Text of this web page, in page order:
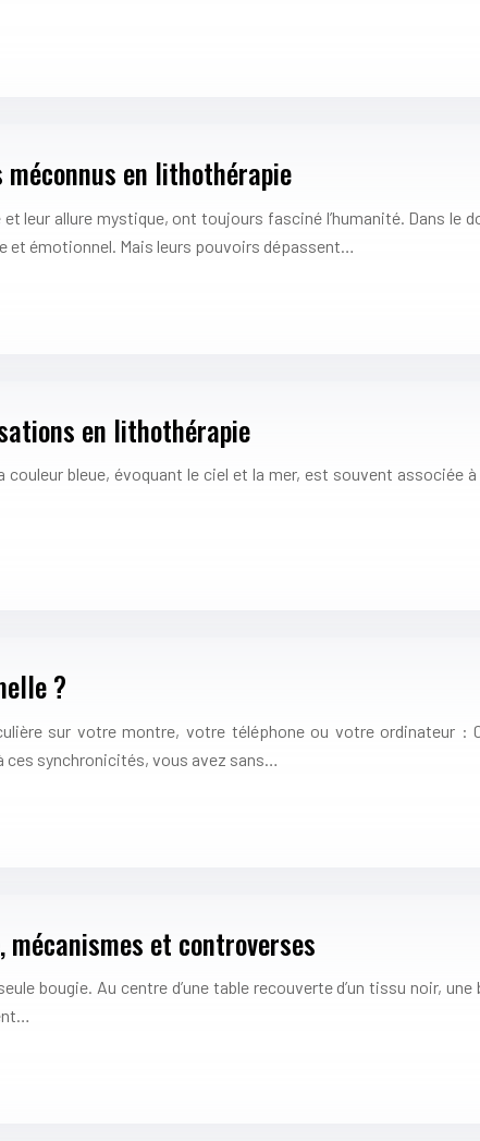
en lithothérapie
leur allure mystique, ont toujours fasciné l’humanité. Dans
émotionnel. Mais leurs pouvoirs dépassent…
en lithothérapie
bleue, évoquant le ciel et la mer, est souvent associée
?
sur votre montre, votre téléphone ou votre ordinateur :
synchronicités, vous avez sans…
et controverses
bougie. Au centre d’une table recouverte d’un tissu noir,